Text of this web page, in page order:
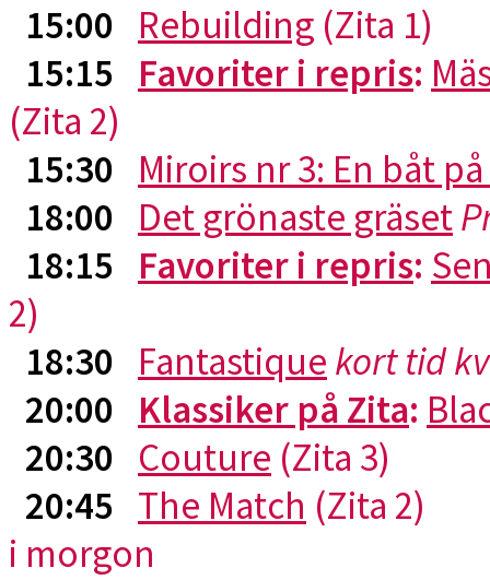
15:00 Rebuilding (Zita 1)
15:15 Favoriter i repris:
(Zita 2)
15:30 Miroirs nr 3: En båt
18:00 Det grönaste gräset
18:15 Favoriter i repris:
2)
18:30 Fantastique kort tid
20:00 Klassiker på Zita:
20:30 Couture (Zita 3)
20:45 The Match (Zita 2)
i morgon